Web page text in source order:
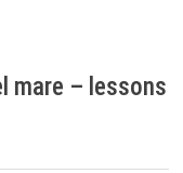
mare – lessons